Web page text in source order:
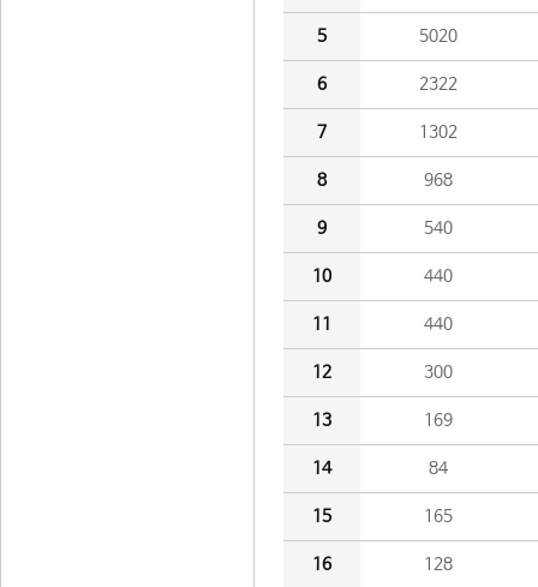
5 5020
6 2322
7 1302
8 968
9 540
10 440
11 440
12 300
13 169
14 84
15 165
16 128